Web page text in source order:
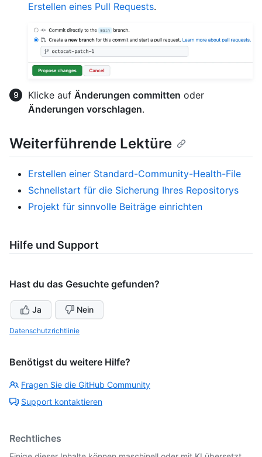
Erstellen eines Pull Requests.
Klicke auf Änderungen committen oder
Änderungen vorschlagen.
Weiterführende Lektüre
Erstellen einer Standard-Community-Health-File
Schnellstart für die Sicherung Ihres Repositorys
Projekt für sinnvolle Beiträge einrichten
Hilfe und Support
Hast du das Gesuchte gefunden?
Ja Nein
Datenschutzrichtlinie
Benötigst du weitere Hilfe?
Fragen Sie die GitHub Community
Support kontaktieren
Rechtliches